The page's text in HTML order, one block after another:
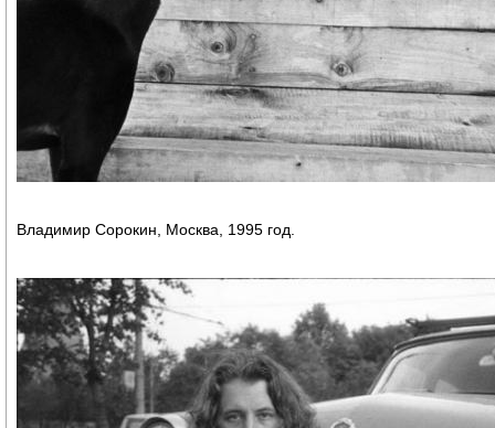
Владимир Сорокин, Москва, 1995 год.